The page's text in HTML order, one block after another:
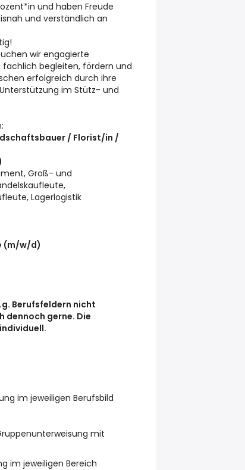
und haben Freude
und verständlich an
wir engagierte
fachlich begleiten, fördern und
erfolgreich durch ihre
im Stütz- und
/ Florist/in /
Groß- und
Lagerlogistik
(m/w/d)
Berufsfeldern nicht
dennoch gerne. Die
im jeweiligen Berufsbild
mit
im jeweiligen Bereich